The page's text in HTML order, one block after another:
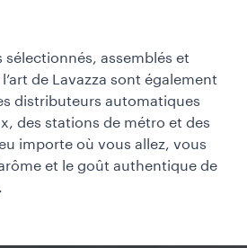
sélectionnés, assemblés et
de Lavazza sont également
distributeurs automatiques
des stations de métro et des
importe où vous allez, vous
et le goût authentique de